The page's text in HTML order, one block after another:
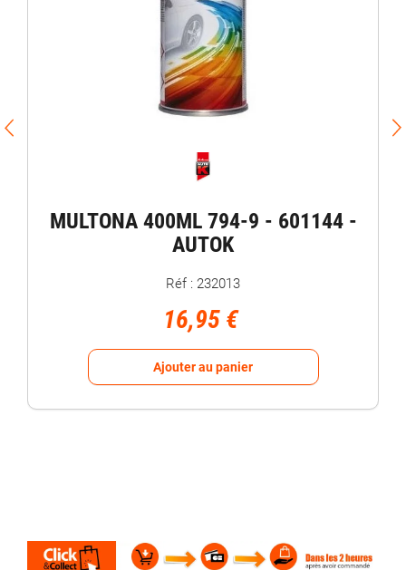
MULTONA 400ML 794-9 - 601144 -
AUTOK
Réf : 232013
16,95 €
Ajouter au panier